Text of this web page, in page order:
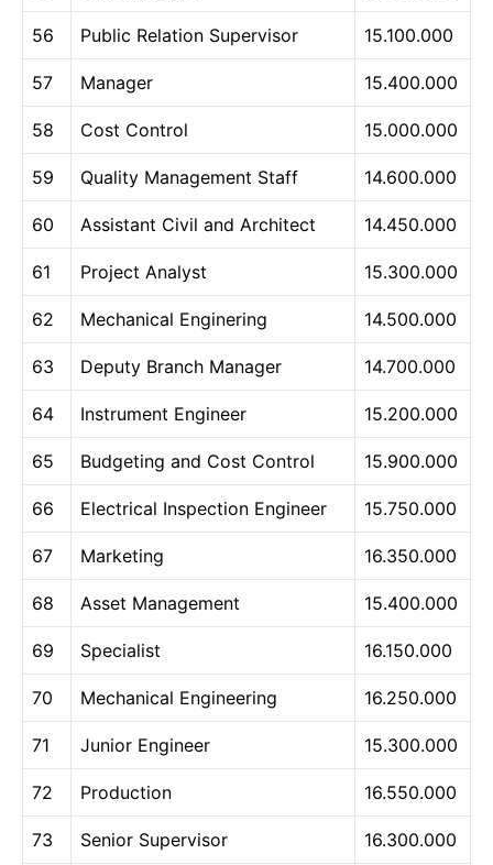
56 Public Relation Supervisor 15.100.000
57 Manager 15.400.000
58 Cost Control 15.000.000
59 Quality Management Staff 14.600.000
60 Assistant Civil and Architect 14.450.000
61 Project Analyst 15.300.000
62 Mechanical Enginering 14.500.000
63 Deputy Branch Manager 14.700.000
64 Instrument Engineer 15.200.000
65 Budgeting and Cost Control 15.900.000
66 Electrical Inspection Engineer 15.750.000
67 Marketing 16.350.000
68 Asset Management 15.400.000
69 Specialist 16.150.000
70 Mechanical Engineering 16.250.000
71 Junior Engineer 15.300.000
72 Production 16.550.000
73 Senior Supervisor 16.300.000